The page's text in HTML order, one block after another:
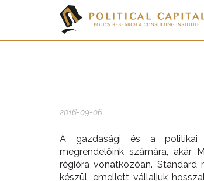
2016-09-06
A gazdasági és a politikai
megrendelőink számára, akár
régióra vonatkozóan. Standard
készül, emellett vállaljuk